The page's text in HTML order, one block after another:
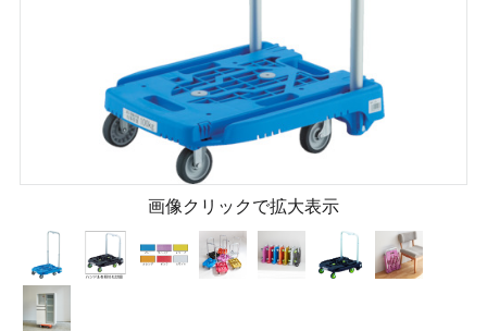
画像クリックで拡大表示